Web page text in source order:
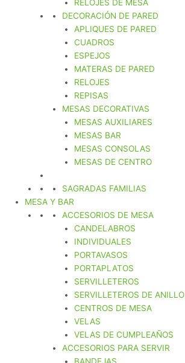
RELOJES DE MESA
DECORACIÓN DE PARED
APLIQUES DE PARED
CUADROS
ESPEJOS
MATERAS DE PARED
RELOJES
REPISAS
MESAS DECORATIVAS
MESAS AUXILIARES
MESAS BAR
MESAS CONSOLAS
MESAS DE CENTRO
SAGRADAS FAMILIAS
MESA Y BAR
ACCESORIOS DE MESA
CANDELABROS
INDIVIDUALES
PORTAVASOS
PORTAPLATOS
SERVILLETEROS
SERVILLETEROS DE ANILLO
CENTROS DE MESA
VELAS
VELAS DE CUMPLEAÑOS
ACCESORIOS PARA SERVIR